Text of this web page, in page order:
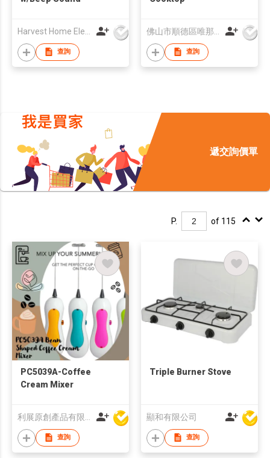
查詢 查詢
遞交詢價單
P. of 115
PC5039A-Coffee
Cream Mixer
查詢
Triple Burner Stove
顯和有限公司
查詢